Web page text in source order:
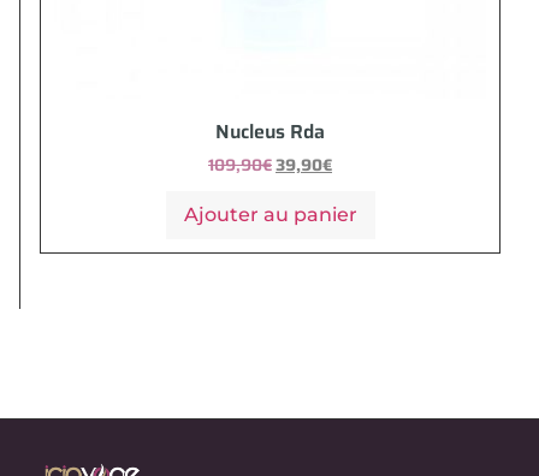
Nucleus Rda
109,90€39,90€
Ajouter au panier